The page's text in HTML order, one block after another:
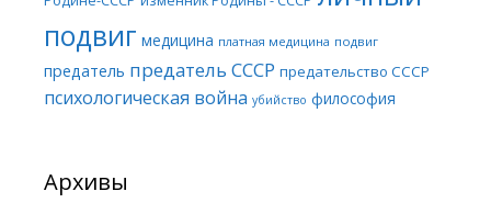
подвиг медицина платная медицина подвиг
предатель предатель СССР предательство СССР
психологическая война убийство философия
Архивы